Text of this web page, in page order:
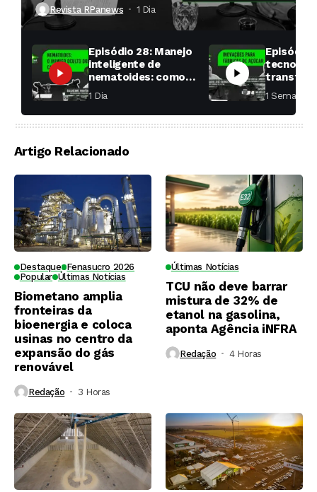
Revista RPanews 1 Dia ⁮
Episódio 28: Manejo
inteligente de
nematoides: como
aumentar a
produtividade das
soqueiras?
1 Dia ⁮
Episódio
fábricas
1 Semana ⁮
Artigo Relacionado
Destaque Fenasucro 2026
Popular Últimas Notícias
Biometano amplia
fronteiras da
bioenergia e coloca
usinas no centro da
expansão do gás
renovável
Redação 3 Horas ⁮
Últimas Notícias
TCU não deve barrar
mistura de 32% de
etanol na gasolina,
aponta Agência iNFRA
Redação 4 Horas ⁮